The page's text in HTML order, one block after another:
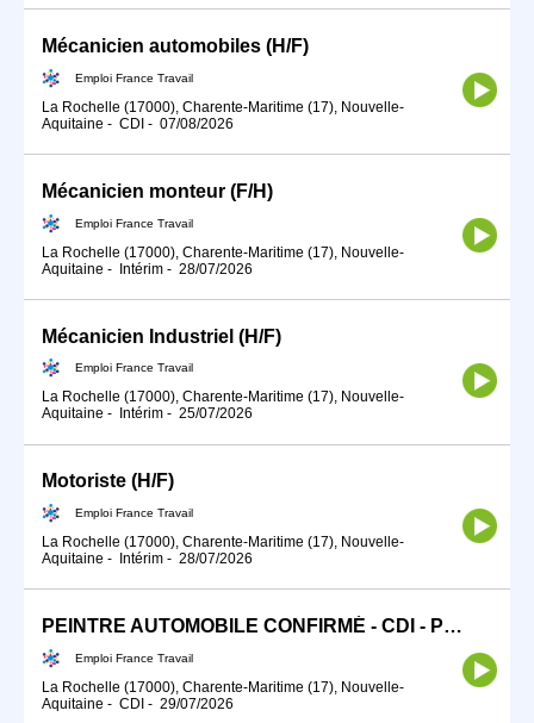
Mécanicien automobiles (H/F)
Emploi France Travail
La Rochelle (17000), Charente-Maritime (17), Nouvelle-
Aquitaine - CDI - 07/08/2026
Mécanicien monteur (F/H)
Emploi France Travail
La Rochelle (17000), Charente-Maritime (17), Nouvelle-
Aquitaine - Intérim - 28/07/2026
Mécanicien Industriel (H/F)
Emploi France Travail
La Rochelle (17000), Charente-Maritime (17), Nouvelle-
Aquitaine - Intérim - 25/07/2026
Motoriste (H/F)
Emploi France Travail
La Rochelle (17000), Charente-Maritime (17), Nouvelle-
Aquitaine - Intérim - 28/07/2026
PEINTRE AUTOMOBILE CONFIRMÉ - CDI - Poste à pourvoir immédiatement - LA ROCHELLE (H/F)
Emploi France Travail
La Rochelle (17000), Charente-Maritime (17), Nouvelle-
Aquitaine - CDI - 29/07/2026